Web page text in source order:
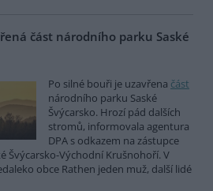
část národního parku Saské
Po silné bouři je uzavřena část
národního parku Saské
Švýcarsko. Hrozí pád dalších
stromů, informovala agentura
DPA s odkazem na zástupce
Švýcarsko-Východní Krušnohoří. V
obce Rathen jeden muž, další lidé